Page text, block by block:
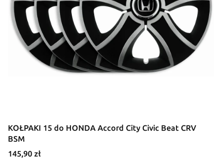
KOŁPAKI 15 do HONDA Accord City Civic Beat CRV
BSM
Cena
145,90 zł